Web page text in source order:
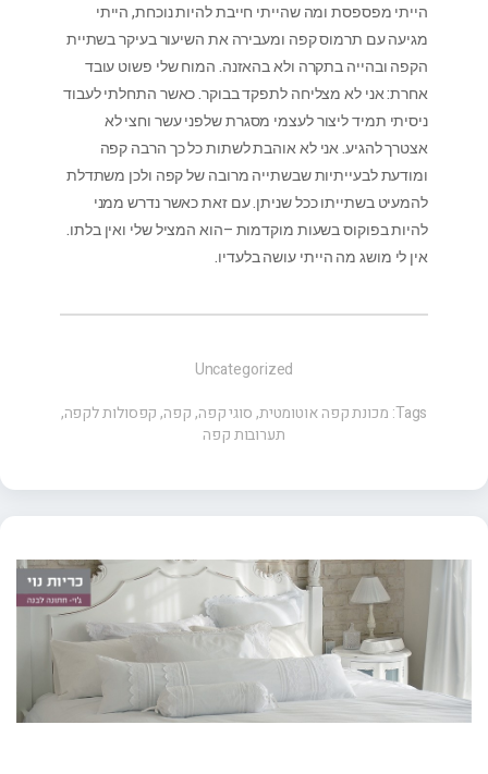
הייתי מפספסת ומה שהייתי חייבת להיות נוכחת, הייתי
מגיעה עם תרמוס קפה ומעבירה את השיעור בעיקר בשתיית
הקפה ובהייה בתקרה ולא בהאזנה. המוח שלי פשוט עובד
אחרת: אני לא מצליחה לתפקד בבוקר. כאשר התחלתי לעבוד
ניסיתי תמיד ליצור לעצמי מסגרת שלפני עשר וחצי לא
אצטרך להגיע. אני לא אוהבת לשתות כל כך הרבה קפה
ומודעת לבעייתיות שבשתייה מרובה של קפה ולכן משתדלת
להמעיט בשתייתו ככל שניתן. עם זאת כאשר נדרש ממני
להיות בפוקוס בשעות מוקדמות –הוא המציל שלי ואין בלתו.
אין לי מושג מה הייתי עושה בלעדיו.
Uncategorized
Tags: מכונת קפה אוטומטית,סוגי קפה,קפה,קפסולות לקפה,
תערובות קפה